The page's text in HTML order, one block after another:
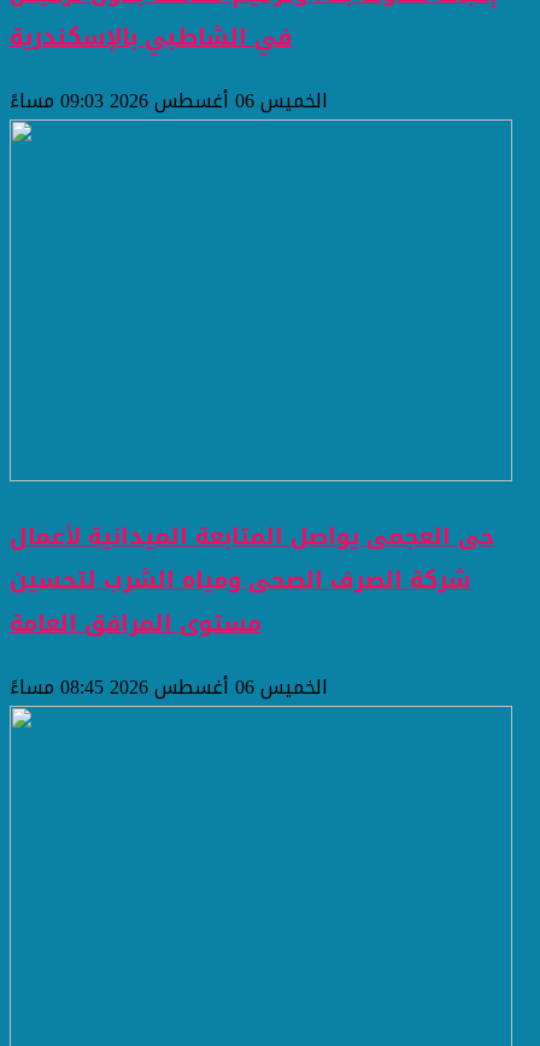
في الشاطبي بالإسكندرية
الخميس 06 أغسطس 2026 09:03 مساءً
حى العجمى يواصل المتابعة الميدانية لأعمال
شركة الصرف الصحى ومياه الشرب لتحسين
مستوى المرافق العامة
الخميس 06 أغسطس 2026 08:45 مساءً